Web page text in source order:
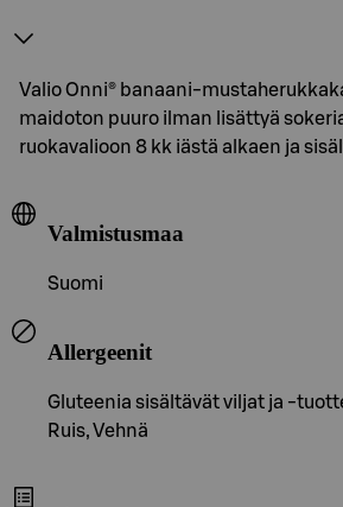
Valio Onni® banaani-
maidoton puuro ilman lisättyä
ruokavalioon 8 kk iästä alkaen ja
Valmistusmaa
Suomi
Allergeenit
Gluteenia sisältävät viljat ja -
Ruis, Vehnä